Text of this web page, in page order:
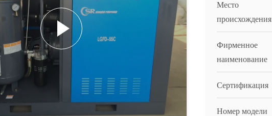
Место
происхождения
Фирменное
наименование
Сертификация
Номер модели